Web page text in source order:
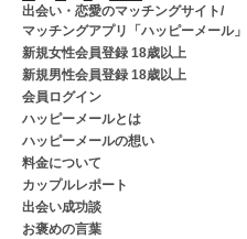
出会い・恋愛のマッチングサイト/
マッチングアプリ「ハッピーメール
新規女性会員登録 18歳以上
新規男性会員登録 18歳以上
会員ログイン
ハッピーメールとは
ハッピーメールの想い
料金について
カップルレポート
出会い成功談
お褒めの言葉